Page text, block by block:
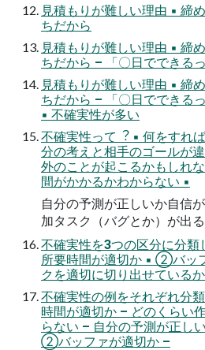
⾒積もりが難しい理由 ▪ 締
ちだから
⾒積もりが難しい理由 ▪ 締
ちだから – 「〇⽇でできる
⾒積もりが難しい理由 ▪ 締
ちだから – 「〇⽇でできる
▪ 不確実性が多い
不確実性って︖ ▪ 何をすれ
分の考えと相⼿のゴールが
外のことが起こるかもしれ
間がかかるかわからない ▪
⾃分の予測が正しいか⾃信
加タスク（バグとか）が出
不確実性を3つの区分に分
所要時間が適切か ▪ ②バッ
クを適切に切り出せているか
不確実性の例をそれぞれ分
時間が適切か – どのくらい
らない – ⾃分の予測が正し
②バッファが適切か –